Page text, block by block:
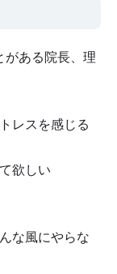
がある院長、理
レスを感じる
欲しい
な風にやらな